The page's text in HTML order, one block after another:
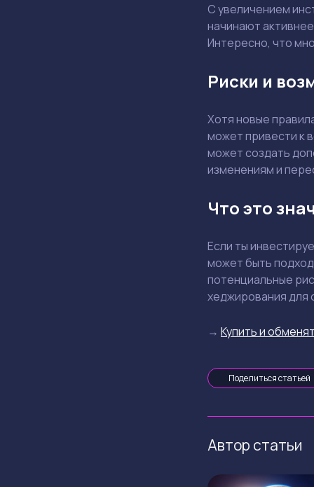
С увеличением
начинают
Интересно, что
Риски и
Хотя новые
может привести к
может создать
изменениям и
Что это
Если ты
может быть
потенциальные
хеджирования для
→ Купить и
Поделиться статьей
Автор статьи